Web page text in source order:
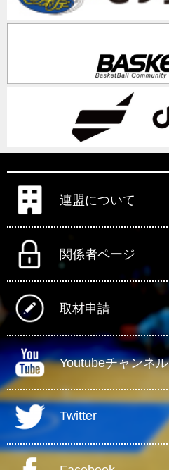
連盟について
関係者ページ
取材申請
Youtubeチャンネル
Twitter